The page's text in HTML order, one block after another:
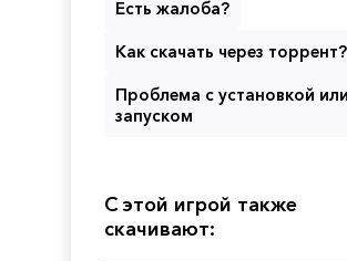
Есть жалоба?
Как скачать через торрент?
Проблема с установкой или
запуском
С этой игрой также
скачивают: